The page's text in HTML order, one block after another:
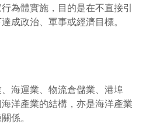
為體實施，目的是在不直接引
成政治、軍事或經濟目標。
海運業、物流倉儲業、港埠
洋產業的結構，亦是海洋產業
係。